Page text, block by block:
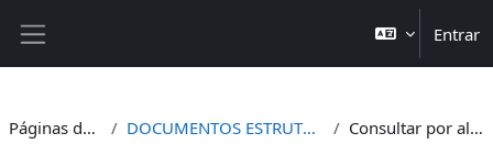
Entrar
Páginas do site DOCUMENTOS ESTRUTURANTES Consultar por alfabeto